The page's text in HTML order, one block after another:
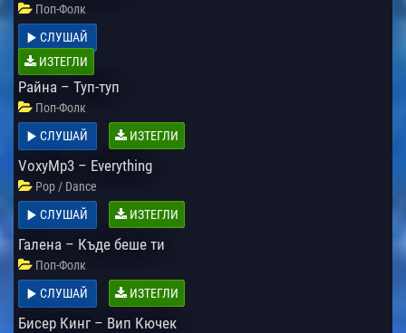
Поп-Фолк
СЛУШАЙ
ИЗТЕГЛИ
Райна – Туп-туп
Поп-Фолк
СЛУШАЙ
ИЗТЕГЛИ
VoxyMp3 – Everything
Pop / Dance
СЛУШАЙ
ИЗТЕГЛИ
Галена – Къде беше ти
Поп-Фолк
СЛУШАЙ
ИЗТЕГЛИ
Бисер Кинг – Вип Кючек